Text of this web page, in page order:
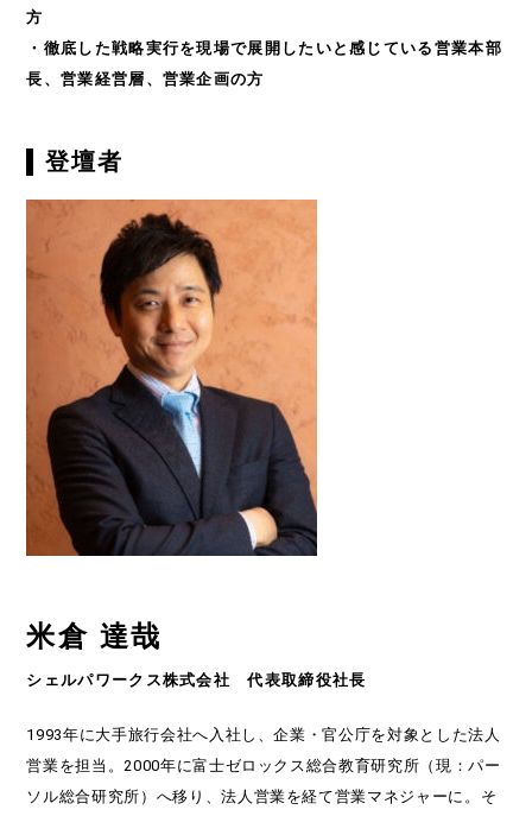
SEMINAR
DOWNLOAD
COLUMN
COMPANY
RECRUIT
CONTACT
方
・徹底した戦略実行を現場で展開したいと感じている営業本部
長、営業経営層、営業企画の方
登壇者
米倉 達哉
シェルパワークス株式会社 代表取締役社長
1993年に大手旅行会社へ入社し、企業・官公庁を対象とした法人
営業を担当。2000年に富士ゼロックス総合教育研究所（現：パー
ソル総合研究所）へ移り、法人営業を経て営業マネジャーに。そ